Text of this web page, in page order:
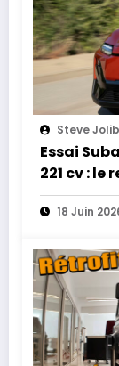
Steve
Essai
221 cv : le
18 Juin